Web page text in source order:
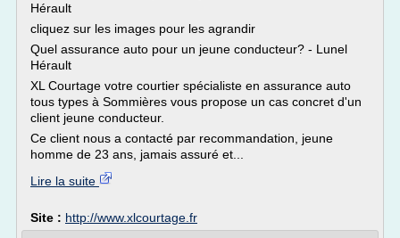
Hérault
cliquez sur les images pour les agrandir
Quel assurance auto pour un jeune conducteur? - Lunel
Hérault
XL Courtage votre courtier spécialiste en assurance auto
tous types à Sommières vous propose un cas concret d'un
client jeune conducteur.
Ce client nous a contacté par recommandation, jeune
homme de 23 ans, jamais assuré et...
Lire la suite
Site : http://www.xlcourtage.fr